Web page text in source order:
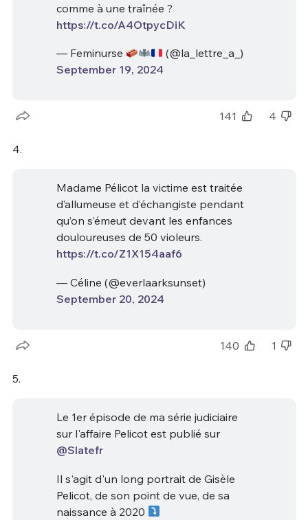
comme à une traînée ?
https://t.co/A4OtpycDiK
— Feminurse
(@la_lettre_a_)
September 19, 2024
141 4
4.
Madame Pélicot la victime est traitée
d’allumeuse et d’échangiste pendant
qu’on s’émeut devant les enfances
douloureuses de 50 violeurs.
https://t.co/Z1X154aaf6
— Céline (@everlaarksunset)
September 20, 2024
140 1
5.
Le 1er épisode de ma série judiciaire
sur l'affaire Pelicot est publié sur
@Slatefr
Il s'agit d'un long portrait de Gisèle
Pelicot, de son point de vue, de sa
naissance à 2020